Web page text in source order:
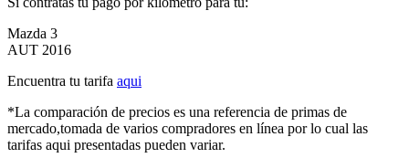
Mazda 3
AUT 2016
Encuentra tu tarifa aqui
*La comparación de precios es una referencia de primas de
mercado,tomada de varios compradores en línea por lo cual las
tarifas aqui presentadas pueden variar.